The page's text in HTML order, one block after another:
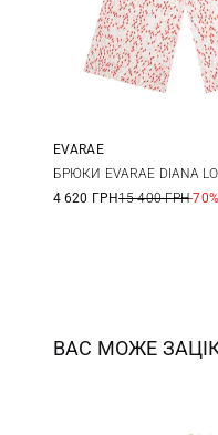
XS S
EVARAE
БРЮКИ EVARAE DIANA
4 620 ГРН15 400 ГРН-70%
ВАС МОЖЕ